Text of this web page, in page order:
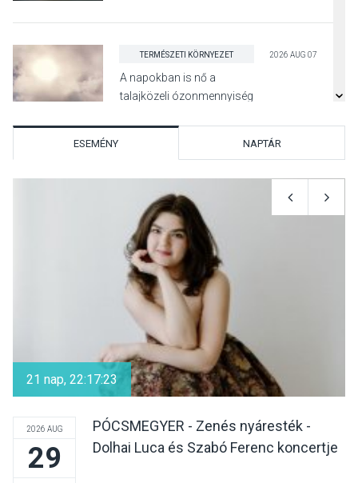
TERMÉSZETI KÖRNYEZET 2026 AUG 07
A napokban is nő a
talajközeli ózonmennyiség
Mi a pszichológia, és miért
van rá szükségünk? –
Beszélgetés a Kacsakő
Irodalmi Színpadon
Különleges csillagles lesz
Tahitótfaluban a Bodor
Majorban
ESEMÉNY NAPTÁR
21 nap, 22:17:23
2026 AUG
29
PÓCSMEGYER - Zenés nyáresték -
Dolhai Luca és Szabó Ferenc koncertje